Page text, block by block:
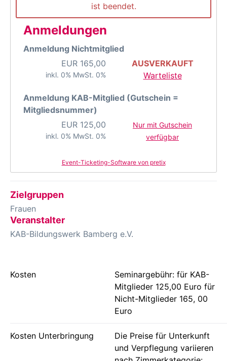
ist beendet.
Anmeldungen
Anmeldung Nichtmitglied
EUR 165,00
inkl. 0% MwSt. 0%
AUSVERKAUFT
Warteliste
Anmeldung KAB-Mitglied (Gutschein =
Mitgliedsnummer)
EUR 125,00
inkl. 0% MwSt. 0%
Nur mit Gutschein
verfügbar
Event-Ticketing-Software von pretix
Zielgruppen
Frauen
Veranstalter
KAB-Bildungswerk Bamberg e.V.
Kosten
Seminargebühr: für KAB-
Mitglieder 125,00 Euro für
Nicht-Mitglieder 165, 00
Euro
Kosten Unterbringung
Die Preise für Unterkunft
und Verpflegung variieren